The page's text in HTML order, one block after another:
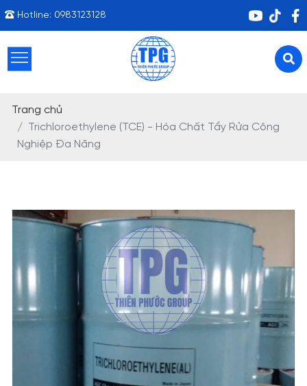
Hotline: 0983123128
Trang chủ
Trichloroethylene (TCE) - Hóa Chất Tẩy Rửa Công
Nghiệp Đa Năng